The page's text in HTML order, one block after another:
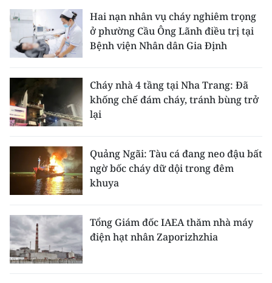
MỘT SẢN PHẨM
RADIO
MEDIA CENTER
E-Magazine
Video
Media Chính trị
Media Kinh tế
Media Xã hội
Media Pháp luật
Hai nạn nhân vụ cháy nghiêm trọng
ở phường Cầu Ông Lãnh điều trị tại
Bệnh viện Nhân dân Gia Định
Cháy nhà 4 tầng tại Nha Trang: Đã
khống chế đám cháy, tránh bùng trở
lại
Quảng Ngãi: Tàu cá đang neo đậu bất
ngờ bốc cháy dữ dội trong đêm
khuya
Tổng Giám đốc IAEA thăm nhà máy
điện hạt nhân Zaporizhzhia